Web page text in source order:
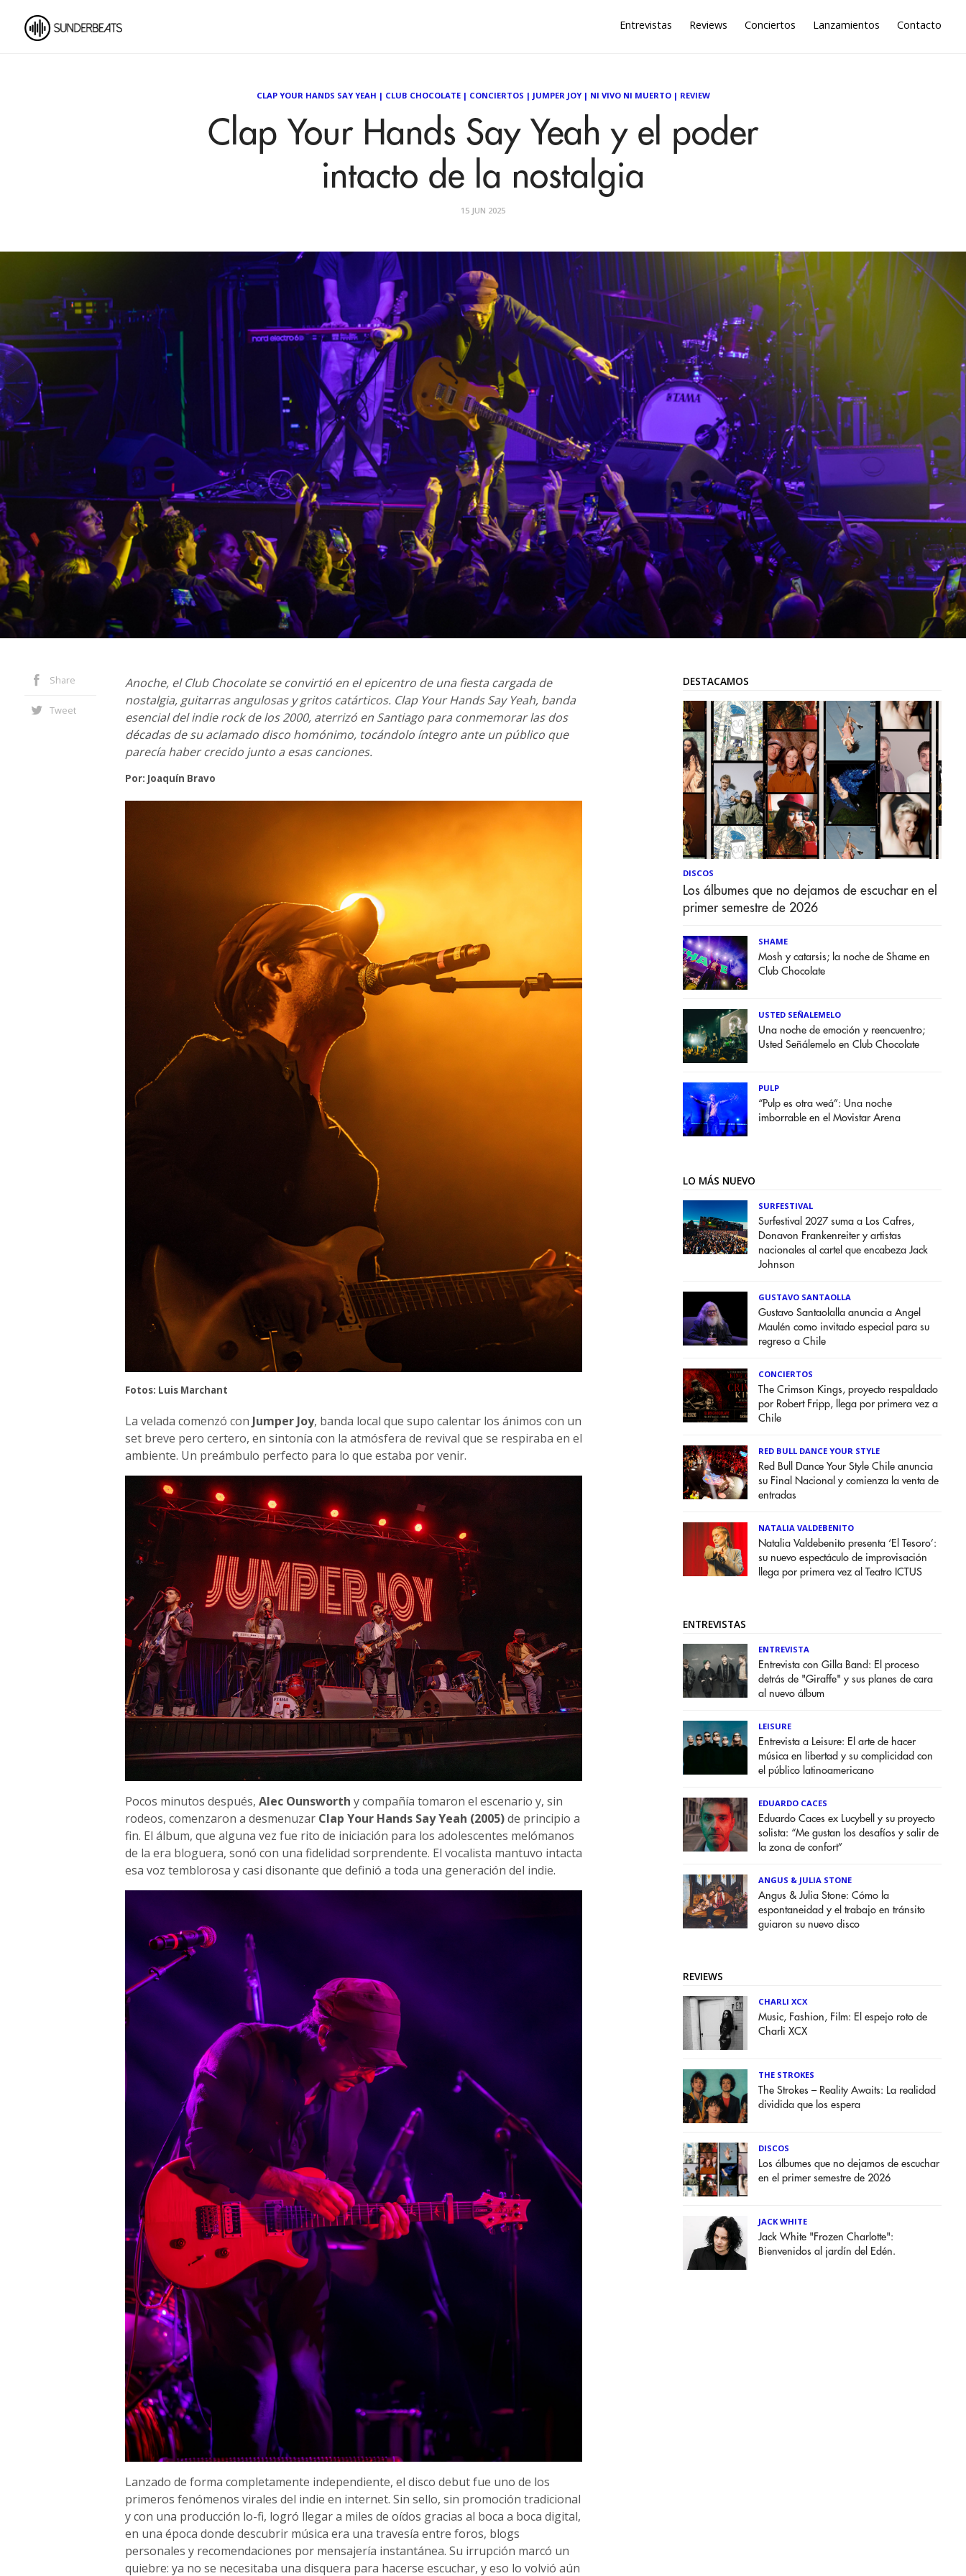
Entrevistas Reviews Conciertos Lanzamientos Contacto
CLAP YOUR HANDS SAY YEAH | CLUB CHOCOLATE| CONCIERTOS | JUMPER JOY| NI VIVO NI MUERTO| REVIEW
Clap Your Hands Say Yeah y el poder
intacto de la nostalgia
15 JUN 2025
Share
Tweet
Anoche, el Club Chocolate se convirtió en el epicentro de una fiesta cargada de
nostalgia, guitarras angulosas y gritos catárticos. Clap Your Hands Say Yeah, banda
esencial del indie rock de los 2000, aterrizó en Santiago para conmemorar las dos
décadas de su aclamado disco homónimo, tocándolo íntegro ante un público que
parecía haber crecido junto a esas canciones.
Por: Joaquín Bravo
Fotos: Luis Marchant
La velada comenzó con Jumper Joy, banda local que supo calentar los ánimos con un
set breve pero certero, en sintonía con la atmósfera de revival que se respiraba en el
ambiente. Un preámbulo perfecto para lo que estaba por venir.
Pocos minutos después, Alec Ounsworth y compañía tomaron el escenario y, sin
rodeos, comenzaron a desmenuzar Clap Your Hands Say Yeah (2005)de principio a
fin. El álbum, que alguna vez fue rito de iniciación para los adolescentes melómanos
de la era bloguera, sonó con una fidelidad sorprendente. El vocalista mantuvo intacta
esa voz temblorosa y casi disonante que definió a toda una generación del indie.
Lanzado de forma completamente independiente, el disco debut fue uno de los
primeros fenómenos virales del indie en internet. Sin sello, sin promoción tradicional
y con una producción lo-fi, logró llegar a miles de oídos gracias al boca a boca digital,
en una época donde descubrir música era una travesía entre foros, blogs
personales y recomendaciones por mensajería instantánea. Su irrupción marcó un
quiebre: ya no se necesitaba una disquera para hacerse escuchar, y eso lo volvió aún
DESTACAMOS
DISCOS
Los álbumes que no dejamos de escuchar en el
primer semestre de 2026
SHAME
Mosh y catarsis; la noche de Shame en
Club Chocolate
USTED SEÑALEMELO
Una noche de emoción y reencuentro;
Usted Señálemelo en Club Chocolate
PULP
“Pulp es otra weá”: Una noche
imborrable en el Movistar Arena
LO MÁS NUEVO
SURFESTIVAL
Surfestival 2027 suma a Los Cafres,
Donavon Frankenreiter y artistas
nacionales al cartel que encabeza Jack
Johnson
GUSTAVO SANTAOLLA
Gustavo Santaolalla anuncia a Angel
Maulén como invitado especial para su
regreso a Chile
CONCIERTOS
The Crimson Kings, proyecto respaldado
por Robert Fripp, llega por primera vez a
Chile
RED BULL DANCE YOUR STYLE
Red Bull Dance Your Style Chile anuncia
su Final Nacional y comienza la venta de
entradas
NATALIA VALDEBENITO
Natalia Valdebenito presenta ‘El Tesoro’:
su nuevo espectáculo de improvisación
llega por primera vez al Teatro ICTUS
ENTREVISTAS
ENTREVISTA
Entrevista con Gilla Band: El proceso
detrás de "Giraffe" y sus planes de cara
al nuevo álbum
LEISURE
Entrevista a Leisure: El arte de hacer
música en libertad y su complicidad con
el público latinoamericano
EDUARDO CACES
Eduardo Caces ex Lucybell y su proyecto
solista: “Me gustan los desafíos y salir de
la zona de confort”
ANGUS & JULIA STONE
Angus & Julia Stone: Cómo la
espontaneidad y el trabajo en tránsito
guiaron su nuevo disco
REVIEWS
CHARLI XCX
Music, Fashion, Film: El espejo roto de
Charli XCX
THE STROKES
The Strokes – Reality Awaits: La realidad
dividida que los espera
DISCOS
Los álbumes que no dejamos de escuchar
en el primer semestre de 2026
JACK WHITE
Jack White "Frozen Charlotte":
Bienvenidos al jardín del Edén.